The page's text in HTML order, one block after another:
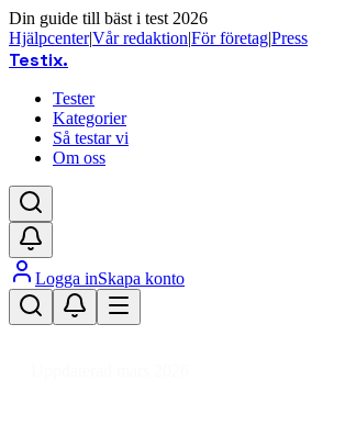
Din guide till bäst i test 2026
Hjälpcenter|Vår redaktion|För företag|Press
Testix.
Tester
Kategorier
Så testar vi
Om oss
Logga inSkapa konto